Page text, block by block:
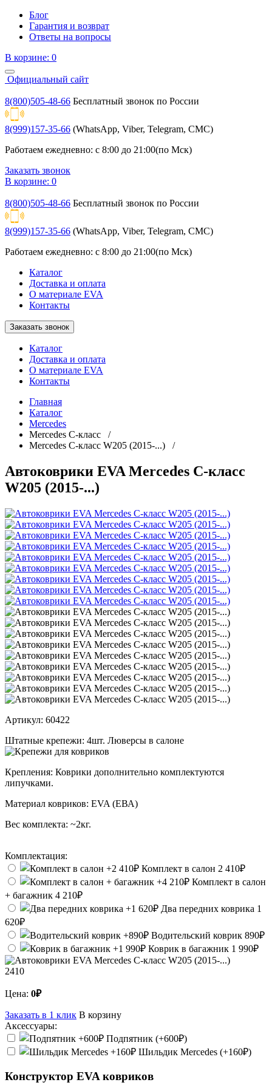
Блог
Гарантия и возврат
Ответы на вопросы
В корзине: 0
Официальный сайт
8(800)505-48-66 Бесплатный звонок по России
8(999)157-35-66 (WhatsApp, Viber, Telegram, СМС)
Работаем ежедневно: с 8:00 до 21:00(по Мск)
Заказать звонок
В корзине: 0
8(800)505-48-66 Бесплатный звонок по России
8(999)157-35-66 (WhatsApp, Viber, Telegram, СМС)
Работаем ежедневно: с 8:00 до 21:00(по Мск)
Каталог
Доставка и оплата
О материале EVA
Контакты
Заказать звонок
Каталог
Доставка и оплата
О материале EVA
Контакты
Главная
Каталог
Mercedes
Mercedes С-класс /
Mercedes C-класс W205 (2015-...) /
Автоковрики EVA Mercedes С-класс
W205 (2015-...)
Артикул: 60422
Штатные крепежи: 4шт. Люверсы в салоне
Крепления: Коврики дополнительно комплектуются
липучками.
Материал ковриков: EVA (ЕВА)
Вес комплекта: ~2кг.
Комплектация:
Комплект в салон 2 410₽
Комплект в салон
+ багажник 4 210₽
Два передних коврика 1
620₽
Водительский коврик 890₽
Коврик в багажник 1 990₽
2410
Цена: 0₽
Заказать в 1 клик В корзину
Аксессуары:
Подпятник (+600₽)
Шильдик Mercedes (+160₽)
Конструктор EVA ковриков